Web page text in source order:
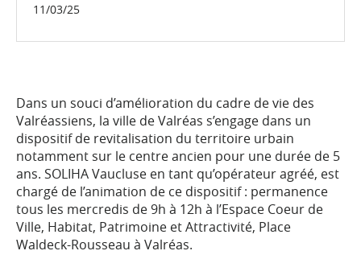
11/03/25
Dans un souci d’amélioration du cadre de vie des
Valréassiens, la ville de Valréas s’engage dans un
dispositif de revitalisation du territoire urbain
notamment sur le centre ancien pour une durée de 5
ans. SOLIHA Vaucluse en tant qu’opérateur agréé, est
chargé de l’animation de ce dispositif : permanence
tous les mercredis de 9h à 12h à l’Espace Coeur de
Ville, Habitat, Patrimoine et Attractivité, Place
Waldeck-Rousseau à Valréas.